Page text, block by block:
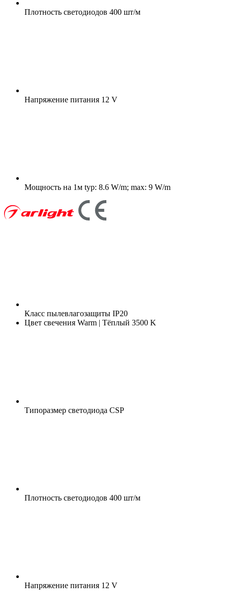
Плотность светодиодов 400 шт/м
Напряжение питания 12 V
Мощность на 1м typ: 8.6 W/m; max: 9 W/m
Класс пылевлагозащиты IP20
Цвет свечения Warm | Тёплый 3500 K
Типоразмер светодиода CSP
Плотность светодиодов 400 шт/м
Напряжение питания 12 V